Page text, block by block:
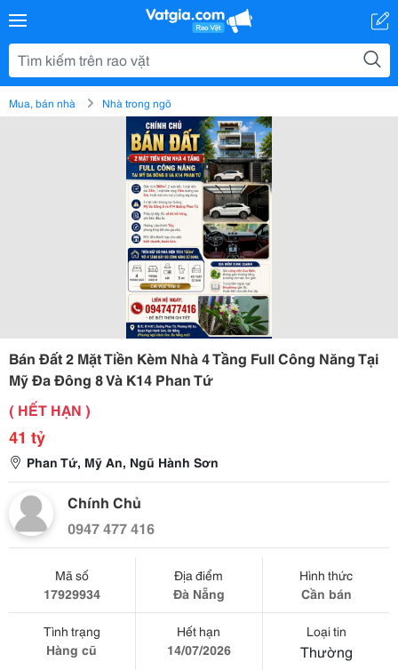
Mua, bán nhà Nhà trong ngõ
Bán Đất 2 Mặt Tiền Kèm Nhà 4 Tầng Full Công Năng Tại
Mỹ Đa Đông 8 Và K14 Phan Tứ
( HẾT HẠN )
41 tỷ
Phan Tứ, Mỹ An, Ngũ Hành Sơn
Chính Chủ
0947 477 416
Mã số
17929934
Địa điểm
Đà Nẵng
Hình thức
Cần bán
Tình trạng
Hàng cũ
Hết hạn
14/07/2026
Loại tin
Thường